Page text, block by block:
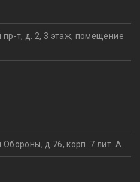
пр-т, д. 2, 3 этаж, помещение
Обороны, д.76, корп. 7 лит. А